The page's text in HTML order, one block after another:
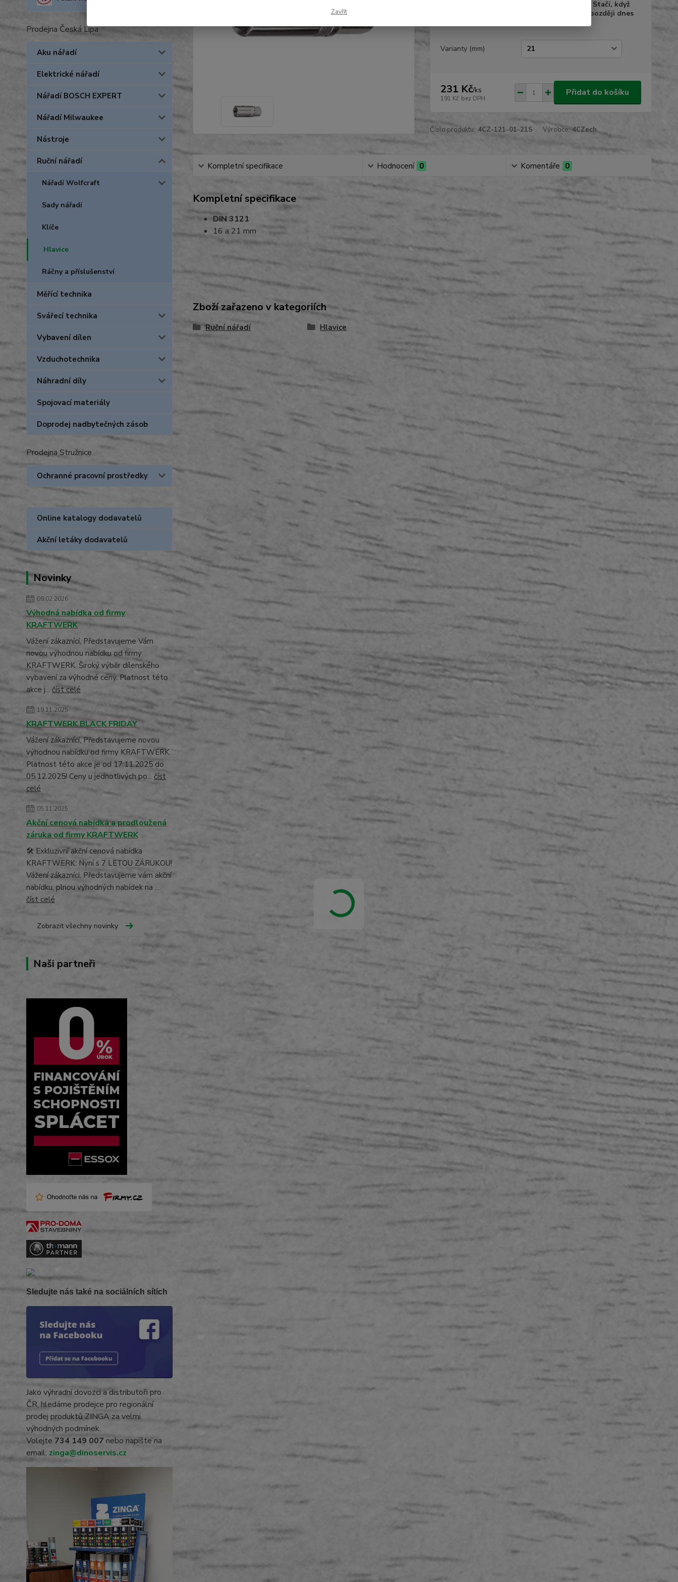
Prodejna Česká Lípa
Aku nářadí
Elektrické nářadí
Nářadí BOSCH EXPERT
Nářadí Milwaukee
Nástroje
Ruční nářadí
Nářadí Wolfcraft
Sady nářadí
Klíče
Hlavice
Ráčny a příslušenství
Měřící technika
Svářecí technika
Vybavení dílen
Vzduchotechnika
Náhradní díly
Spojovací materiály
Doprodej nadbytečných zásob
Prodejna Stružnice
Ochranné pracovní prostředky
Online katalogy dodavatelů
Akční letáky dodavatelů
Novinky
09.02.2026
Výhodná nabídka od firmy
KRAFTWERK
Vážení zákaznící, Představujeme Vám
novou výhodnou nabídku od firmy
KRAFTWERK. Široký výběr dílenského
vybavení za výhodné ceny. Platnost této
akce j... číst celé
19.11.2025
KRAFTWERK BLACK FRIDAY
Vážení zákaznící, Představujeme novou
výhodnou nabídku od firmy KRAFTWERK.
Platnost této akce je od 17.11.2025 do
05.12.2025! Ceny u jednotlivých po... číst
celé
05.11.2025
Akční cenová nabídka a prodloužená
záruka od firmy KRAFTWERK
🛠️ Exkluzivní akční cenová nabídka
KRAFTWERK: Nyní s 7 LETOU ZÁRUKOU!
Vážení zákazníci, Představujeme vám akční
nabídku, plnou výhodných nabídek na ...
číst celé
Zobrazit všechny novinky
Naši partneři
Sledujte nás také na sociálních sítích
Jako výhradní dovozci a distributoři pro
ČR, hledáme prodejce pro regionální
prodej produktů ZINGA za velmi
výhodných podmínek.
Volejte 734 149 007 nebo napište na
email: zinga@dinoservis.cz
10.08.2026 do 18:00. Stačí, když
zboží objednáte nejpozději dnes
Varianty (mm)
231 Kč/ks
191 Kč bez DPH
Přidat do košíku
Číslo produktu: 4CZ-121-01-21S Výrobce: 4CZech
Kompletní specifikace Hodnocení 0 Komentáře 0
Kompletní specifikace
DIN 3121
16 a 21 mm
Zboží zařazeno v kategoriích
Ruční nářadí Hlavice
Zavřít